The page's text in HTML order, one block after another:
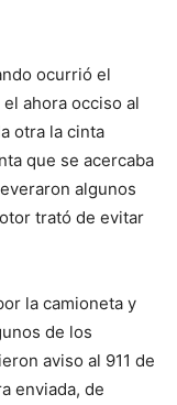
ocurrió el
ahora occiso al
otra la cinta
que se acercaba
algunos
trató de evitar
la camioneta y
de los
aviso al 911 de
enviada, de